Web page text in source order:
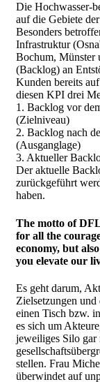
Die Hochwasser-
auf die Gebiete
Besonders
Infrastruktur
Bochum, Münster
(Backlog) an
Kunden bereits
diesen KPI drei
1. Backlog vor
(Zielniveau)
2. Backlog nach
(Ausganglage)
3. Aktueller
Der aktuelle
zurückgeführt
haben.
The motto of
for all the
economy, but
you elevate our
Es geht darum,
Zielsetzungen
einen Tisch bzw.
es sich um
jeweiliges Silo gar
stellen. Frau
überwindet auf